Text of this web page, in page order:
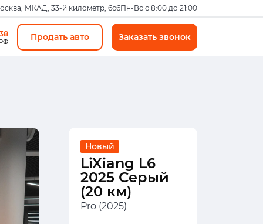
МКАД, 33-й километр, 6с6Пн-Вс с 8:00 до 21:00
Продать авто Заказать звонок
Новый
LiXiang L6
2025 Серый
(20 км)
Pro (2025)